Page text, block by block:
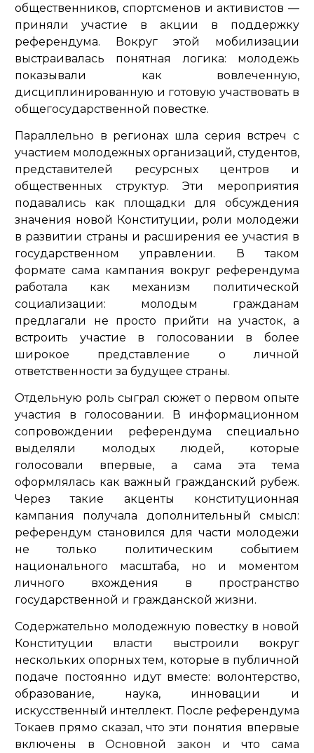
общественников, спортсменов и активистов —
приняли участие в акции в поддержку
референдума. Вокруг этой мобилизации
выстраивалась понятная логика: молодежь
показывали как вовлеченную,
дисциплинированную и готовую участвовать в
общегосударственной повестке.
Параллельно в регионах шла серия встреч с
участием молодежных организаций, студентов,
представителей ресурсных центров и
общественных структур. Эти мероприятия
подавались как площадки для обсуждения
значения новой Конституции, роли молодежи
в развитии страны и расширения ее участия в
государственном управлении. В таком
формате сама кампания вокруг референдума
работала как механизм политической
социализации: молодым гражданам
предлагали не просто прийти на участок, а
встроить участие в голосовании в более
широкое представление о личной
ответственности за будущее страны.
Отдельную роль сыграл сюжет о первом опыте
участия в голосовании. В информационном
сопровождении референдума специально
выделяли молодых людей, которые
голосовали впервые, а сама эта тема
оформлялась как важный гражданский рубеж.
Через такие акценты конституционная
кампания получала дополнительный смысл:
референдум становился для части молодежи
не только политическим событием
национального масштаба, но и моментом
личного вхождения в пространство
государственной и гражданской жизни.
Содержательно молодежную повестку в новой
Конституции власти выстроили вокруг
нескольких опорных тем, которые в публичной
подаче постоянно идут вместе: волонтерство,
образование, наука, инновации и
искусственный интеллект. После референдума
Токаев прямо сказал, что эти понятия впервые
включены в Основной закон и что сама